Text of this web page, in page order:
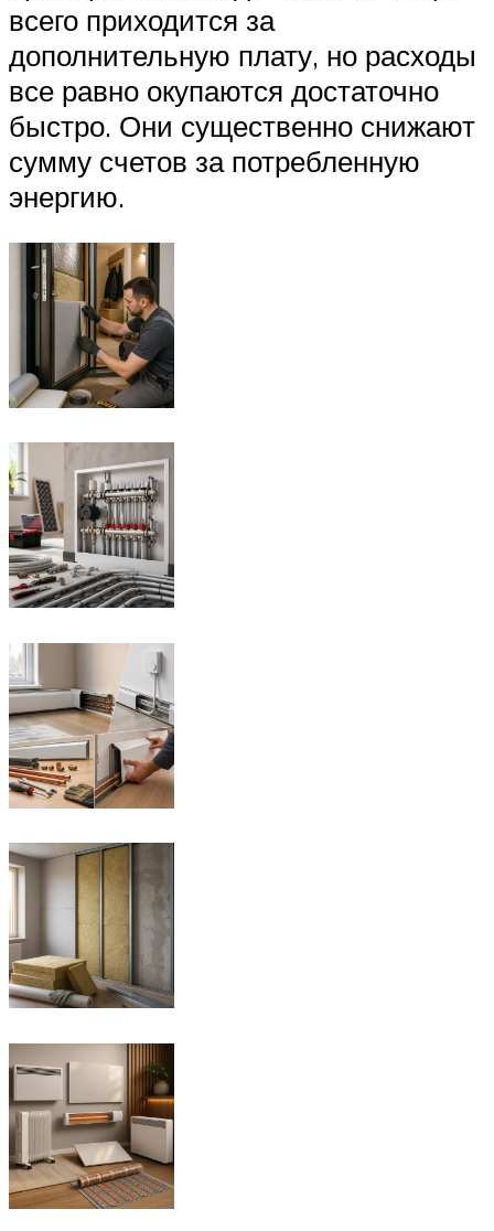
всего приходится за
дополнительную плату, но расходы
все равно окупаются достаточно
быстро. Они существенно снижают
сумму счетов за потребленную
энергию.